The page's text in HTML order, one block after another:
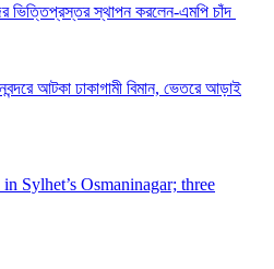
ভিত্তিপ্রস্তর স্থাপন করলেন-এমপি চাঁদ
আটকা ঢাকাগামী বিমান, ভেতরে আড়াই
Sylhet’s Osmaninagar; three